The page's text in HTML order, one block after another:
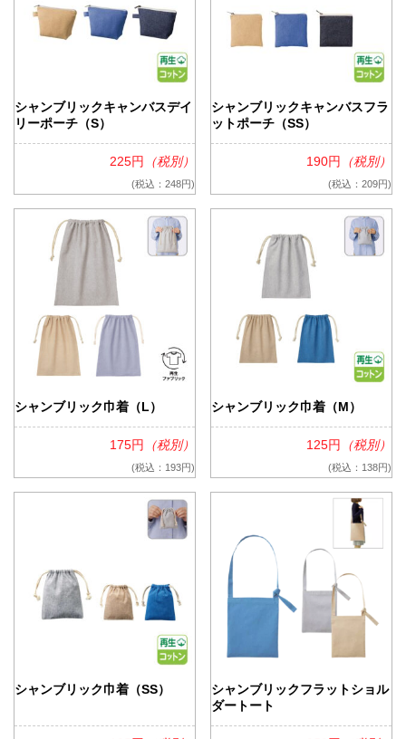
シャンブリックキャンバスデイ
リーポーチ（S）
225円 （税別）
(税込：248円)
シャンブリックキャンバスフラ
ットポーチ（SS）
190円 （税別）
(税込：209円)
シャンブリック巾着（L）
175円 （税別）
(税込：193円)
シャンブリック巾着（M）
125円 （税別）
(税込：138円)
シャンブリック巾着（SS）
シャンブリックフラットショル
ダートート